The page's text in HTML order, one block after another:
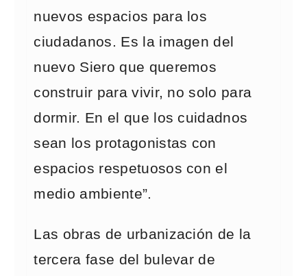
nuevos espacios para los
ciudadanos. Es la imagen del
nuevo Siero que queremos
construir para vivir, no solo para
dormir. En el que los cuidadnos
sean los protagonistas con
espacios respetuosos con el
medio ambiente”.
Las obras de urbanización de la
tercera fase del bulevar de